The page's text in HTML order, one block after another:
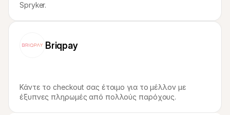
Spryker.
Briqpay
Κάντε το checkout σας έτοιμο για το μέλλον με
έξυπνες πληρωμές από πολλούς παρόχους.